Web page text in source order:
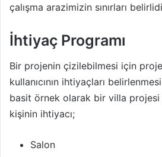
çalışma arazimizin sınırları
İhtiyaç Programı
Bir projenin çizilebilmesi için
kullanıcının ihtiyaçları
basit örnek olarak bir villa
kişinin ihtiyacı;
Salon